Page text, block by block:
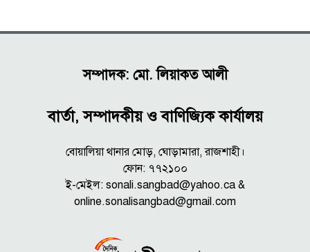
সম্পাদক: মো. লিয়াকত আলী
বার্তা, সম্পাদকীয় ও বাণিজ্যিক কার্যালয়
বোয়ালিয়া থানার মোড়, ঘোড়ামারা, রাজশাহী।
ফোন: ৭৭২১০০
ই-মেইল: sonali.sangbad@yahoo.ca &
online.sonalisangbad@gmail.com